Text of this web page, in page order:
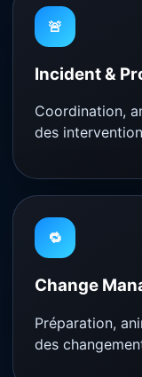
🚨
Incident &
Coordination,
des
🔁
Change
Préparation,
des